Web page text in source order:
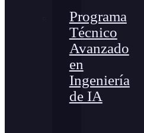
Programa
Técnico
Avanzado
en
Ingeniería
de IA